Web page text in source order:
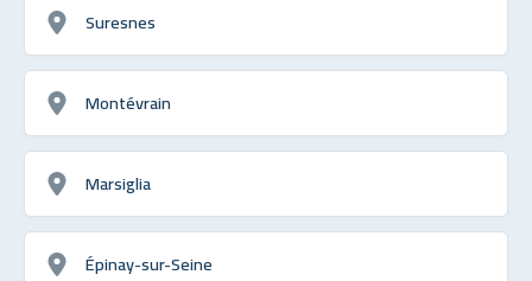
Suresnes
Montévrain
Marsiglia
Épinay-sur-Seine